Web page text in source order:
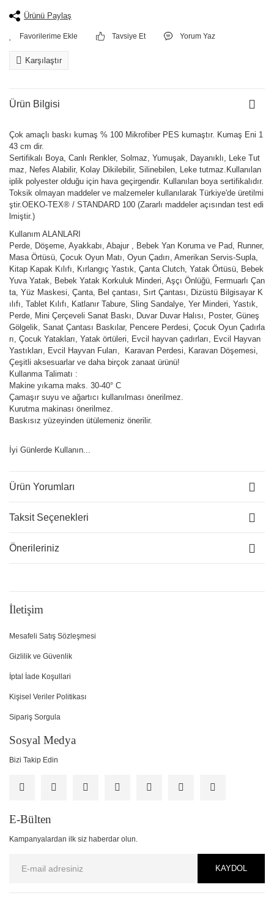
Ürünü Paylaş
Tavsiye Et Yorum Yaz
Karşılaştır
Ürün Bilgisi
Çok amaçlı baskı kumaş % 100 Mikrofiber PES kumaştır. Kumaş Eni 1
43 cm dir.
Sertifikalı Boya, Canlı Renkler, Solmaz, Yumuşak, Dayanıklı, Leke Tut
maz, Nefes Alabilir, Kolay Dikilebilir, Silinebilen, Leke tutmaz.Kullanılan
iplik polyester olduğu için hava geçirgendir. Kullanılan boya sertifikalıdır.
Toksik olmayan maddeler ve malzemeler kullanılarak Türkiye'de üretilmi
ştir.OEKO-TEX® / STANDARD 100 (Zararlı maddeler açısından test edi
lmiştir.)
Kullanım ALANLARI
Perde, Döşeme, Ayakkabı, Abajur , Bebek Yan Koruma ve Pad, Runner,
Masa Örtüsü, Çocuk Oyun Matı, Oyun Çadırı, Amerikan Servis-Supla,
Kitap Kapak Kılıfı, Kırlangıç Yastık, Çanta Clutch, Yatak Örtüsü, Bebek
Yuva Yatak, Bebek Yatak Korkuluk Minderi, Aşçı Önlüğü, Fermuarlı Çan
ta, Yüz Maskesi, Çanta, Bel çantası, Sırt Çantası, Dizüstü Bilgisayar K
ılıfı, Tablet Kılıfı, Katlanır Tabure, Sling Sandalye, Yer Minderi, Yastık,
Perde, Mini Çerçeveli Sanat Baskı, Duvar Duvar Halısı, Poster, Güneş
Gölgelik, Sanat Çantası Baskılar, Pencere Perdesi, Çocuk Oyun Çadırla
rı, Çocuk Yatakları, Yatak örtüleri, Evcil hayvan çadırları, Evcil Hayvan
Yastıkları, Evcil Hayvan Fuları, Karavan Perdesi, Karavan Döşemesi,
Çeşitli aksesuarlar ve daha birçok zanaat ürünü!
Kullanma Talimatı :
Makine yıkama maks. 30-40° C
Çamaşır suyu ve ağartıcı kullanılması önerilmez.
Kurutma makinası önerilmez.
Baskısız yüzeyinden ütülemeniz önerilir.
İyi Günlerde Kullanın...
Ürün Yorumları
Taksit Seçenekleri
Önerileriniz
İletişim
Mesafeli Satış Sözleşmesi
Gizlilik ve Güvenlik
İptal İade Koşullari
Kişisel Veriler Politikası
Sipariş Sorgula
Sosyal Medya
Bizi Takip Edin
E-Bülten
Kampanyalardan ilk siz haberdar olun.
KAYDOL